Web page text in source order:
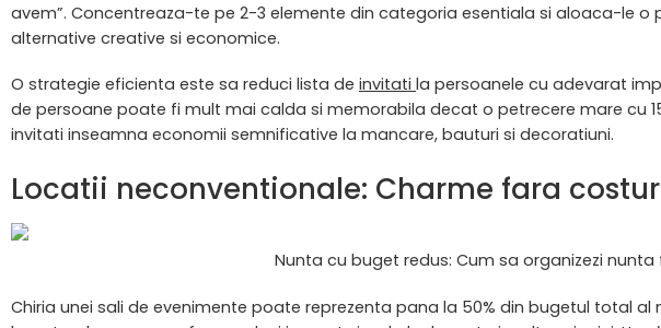
avem”. Concentreaza-te pe 2-3 elemente din categoria esentiala si aloaca-le o
alternative creative si economice.
O strategie eficienta este sa reduci lista de invitati la persoanele cu adevarat
de persoane poate fi mult mai calda si memorabila decat o petrecere mare cu
invitati inseamna economii semnificative la mancare, bauturi si decoratiuni.
Locatii neconventionale: Charme fara
Nunta cu buget redus: Cum sa organizezi
Chiria unei sali de evenimente poate reprezenta pana la 50% din bugetul total